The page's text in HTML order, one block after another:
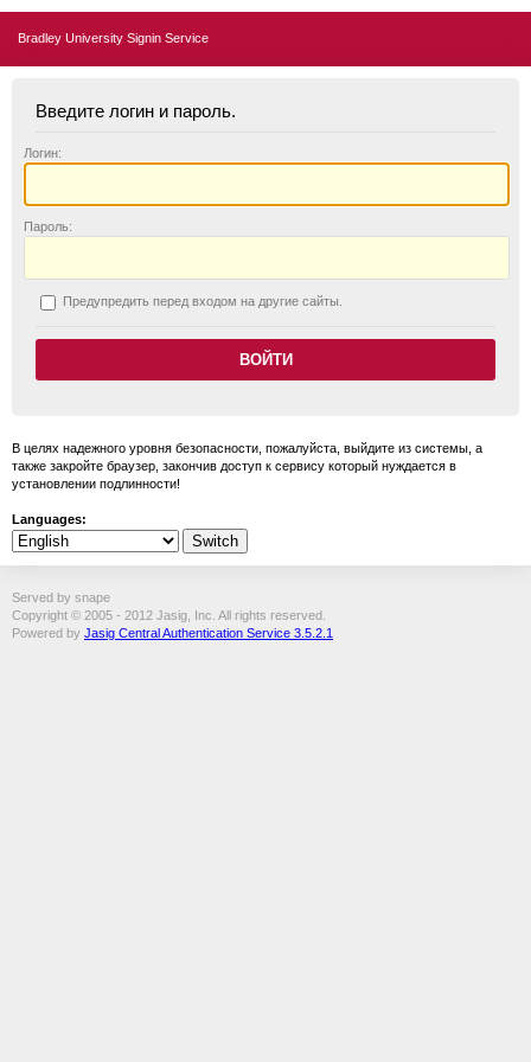
Bradley University Signin Service
Введите логин и пароль.
Логин:
Пароль:
Предупредить перед входом на другие сайты.
В целях надежного уровня безопасности, пожалуйста, выйдите из системы, а
также закройте браузер, закончив доступ к сервису который нуждается в
установлении подлинности!
Languages:
Served by snape
Copyright © 2005 - 2012 Jasig, Inc. All rights reserved.
Powered by Jasig Central Authentication Service 3.5.2.1